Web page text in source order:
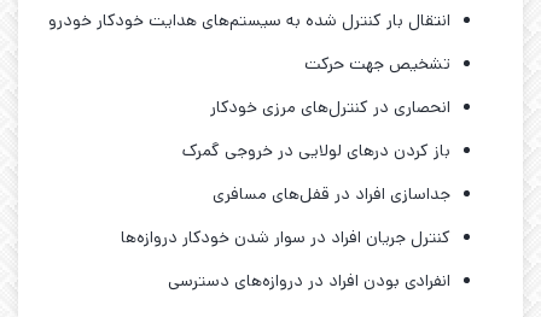
انتقال بار کنترل شده به سیستم‌های هدایت خودکار خودرو
تشخیص جهت حرکت
انحصاری در کنترل‌های مرزی خودکار
باز کردن درهای لولایی در خروجی گمرک
جداسازی افراد در قفل‌های مسافری
کنترل جریان افراد در سوار شدن خودکار دروازه‌ها
انفرادی بودن افراد در دروازه‌های دسترسی